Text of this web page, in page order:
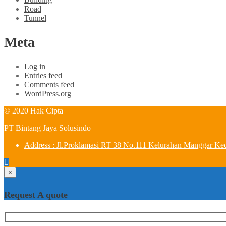
Road
Tunnel
Meta
Log in
Entries feed
Comments feed
WordPress.org
© 2020 Hak Cipta
PT Bintang Jaya Solusindo
Address : Jl.Proklamasi RT 38 No.111 Kelurahan Manggar
×
Request A quote